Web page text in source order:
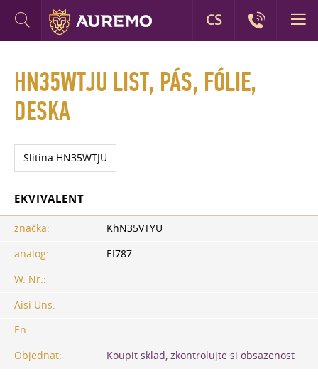
HN35WTJU LIST, PÁS, FÓLIE,
DESKA
Slitina HN35WTJU
EKVIVALENT
značka:
KhN35VTYU
analog:
EI787
W. Nr.:
Aisi Uns:
En:
Objednat:
Koupit sklad, zkontrolujte si obsazenost
CS